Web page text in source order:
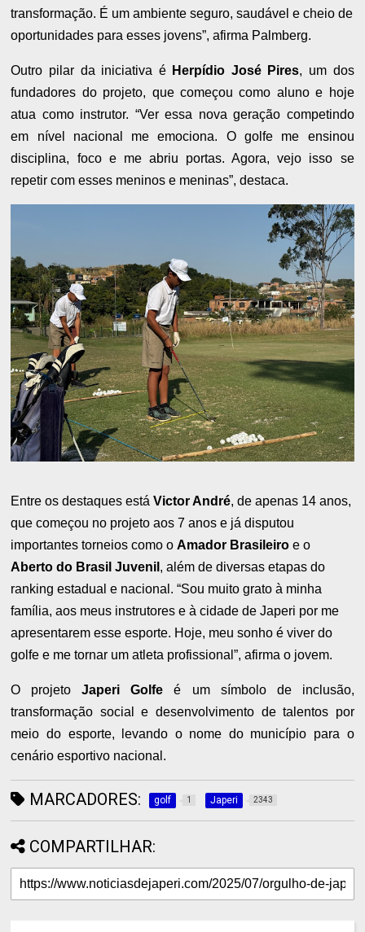
transformação. É um ambiente seguro, saudável e cheio de
oportunidades para esses jovens”, afirma Palmberg.
Outro pilar da iniciativa é Herpídio José Pires, um dos
fundadores do projeto, que começou como aluno e hoje
atua como instrutor. “Ver essa nova geração competindo
em nível nacional me emociona. O golfe me ensinou
disciplina, foco e me abriu portas. Agora, vejo isso se
repetir com esses meninos e meninas”, destaca.
Entre os destaques estáVictor André, de apenas 14 anos,
que começou no projeto aos 7 anos e já disputou
importantes torneios como oAmador Brasileiro e o
Aberto do Brasil Juvenil , além de diversas etapas do
ranking estadual e nacional. “Sou muito grato à minha
família, aos meus instrutores e à cidade de Japeri por me
apresentarem esse esporte. Hoje, meu sonho é viver do
golfe e me tornar um atleta profissional”, afirma o jovem.
O projetoJaperi Golfe é um símbolo de inclusão,
transformação social e desenvolvimento de talentos por
meio do esporte, levando o nome do município para o
cenário esportivo nacional.
MARCADORES: golf 1 Japeri 2343
COMPARTILHAR: